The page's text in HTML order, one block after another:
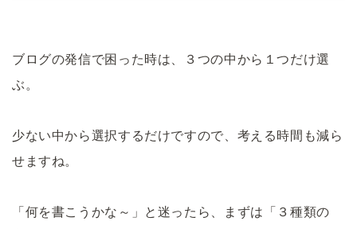
ブログの発信で困った時は、３つの中から１つだけ選
ぶ。
少ない中から選択するだけですので、考える時間も減ら
せますね。
「何を書こうかな～」と迷ったら、まずは「３種類の